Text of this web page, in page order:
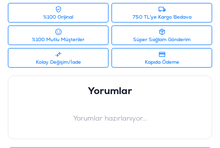
Ürün Filtreleri
4017721838566
Tedarikçi Ürün Kodu
200-083856
Ürün Etiketleri
#animonda yaş mama
%100 Orijinal 750 TL'ye Kargo Bedava
%100 Mutlu Müşteriler Süper Sağlam Gönderim
Kolay Değişim/İade Kapıda Ödeme
Yorumlar
Yorumlar hazırlanıyor...